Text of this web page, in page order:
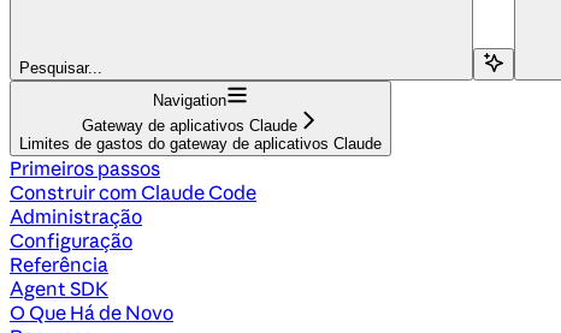
Pesquisar...
Navigation
Gateway de aplicativos Claude
Limites de gastos do gateway de aplicativos Claude
Primeiros passos
Construir com Claude Code
Administração
Configuração
Referência
Agent SDK
O Que Há de Novo